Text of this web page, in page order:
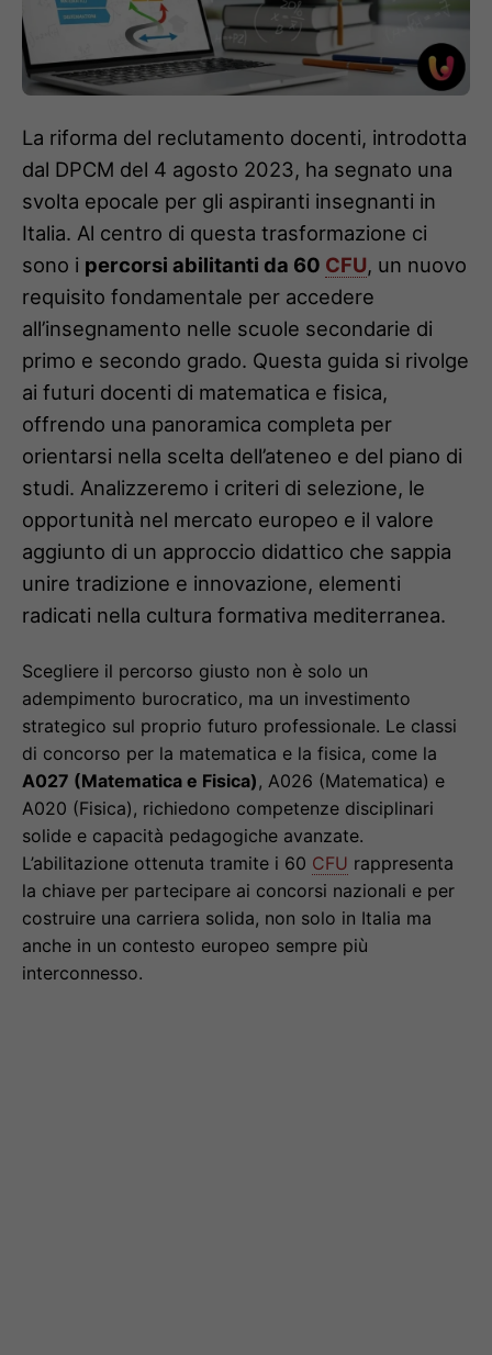
La riforma del reclutamento docenti, introdotta
dal DPCM del 4 agosto 2023, ha segnato una
svolta epocale per gli aspiranti insegnanti in
Italia. Al centro di questa trasformazione ci
sono i percorsi abilitanti da 60 CFU, un nuovo
requisito fondamentale per accedere
all’insegnamento nelle scuole secondarie di
primo e secondo grado. Questa guida si rivolge
ai futuri docenti di matematica e fisica,
offrendo una panoramica completa per
orientarsi nella scelta dell’ateneo e del piano di
studi. Analizzeremo i criteri di selezione, le
opportunità nel mercato europeo e il valore
aggiunto di un approccio didattico che sappia
unire tradizione e innovazione, elementi
radicati nella cultura formativa mediterranea.
Scegliere il percorso giusto non è solo un
adempimento burocratico, ma un investimento
strategico sul proprio futuro professionale. Le classi
di concorso per la matematica e la fisica, come la
A027 (Matematica e Fisica), A026 (Matematica) e
A020 (Fisica), richiedono competenze disciplinari
solide e capacità pedagogiche avanzate.
L’abilitazione ottenuta tramite i 60 CFU rappresenta
la chiave per partecipare ai concorsi nazionali e per
costruire una carriera solida, non solo in Italia ma
anche in un contesto europeo sempre più
interconnesso.